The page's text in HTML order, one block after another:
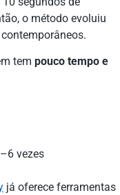
o método evoluiu
tem pouco tempo e
vezes
já oferece ferramentas